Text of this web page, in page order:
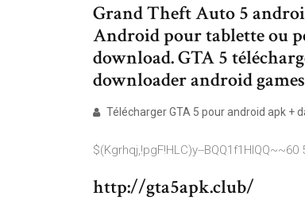
Grand Theft Auto 5
Android pour tablette ou
download. GTA 5
downloader android
Télécharger GTA 5 pour android apk +
$(Kgrhqj,!pgF!HLC)y--BQQ1f1HlQQ~~60
http://gta5apk.club/